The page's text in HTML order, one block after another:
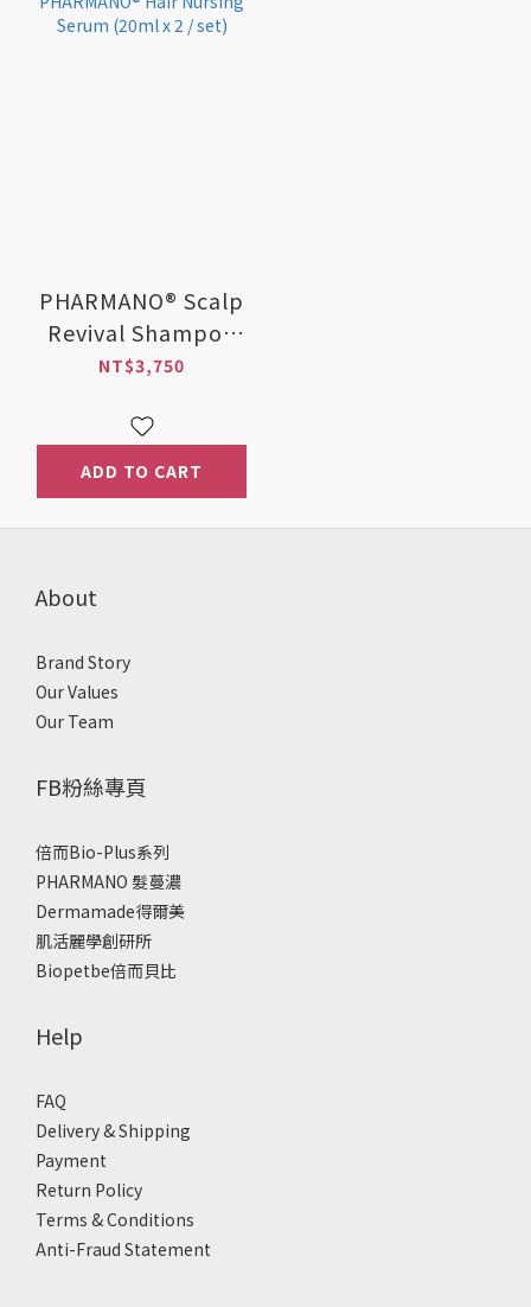
PHARMANO® Scalp
Revival Shampoo
(300ml) +
Nursing Serum
(20ml x 2 / set)
NT$3,750
ADD TO CART
About
Brand Story
Our Values
Our Team
FB粉絲專頁
倍而Bio-Plus系列
PHARMANO 髮蔓濃
Dermamade得爾美
肌活麗學創研所
Biopetbe倍而貝比
Help
FAQ
Delivery & Shipping
Payment
Return Policy
Terms & Conditions
Anti-Fraud Statement